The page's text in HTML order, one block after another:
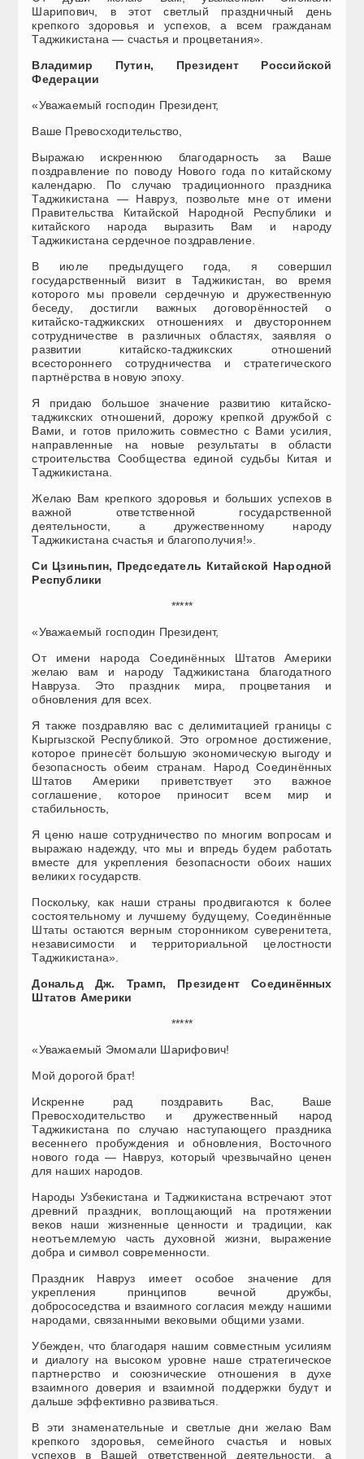
Шарипович, в этот светлый праздничный день
крепкого здоровья и успехов, а всем гражданам
Таджикистана — счастья и процветания».
Владимир Путин, Президент Российской
Федерации
«Уважаемый господин Президент,
Ваше Превосходительство,
Выражаю искреннюю благодарность за Ваше
поздравление по поводу Нового года по китайскому
календарю. По случаю традиционного праздника
Таджикистана — Навруз, позвольте мне от имени
Правительства Китайской Народной Республики и
китайского народа выразить Вам и народу
Таджикистана сердечное поздравление.
В июле предыдущего года, я совершил
государственный визит в Таджикистан, во время
которого мы провели сердечную и дружественную
беседу, достигли важных договорённостей о
китайско-таджикских отношениях и двустороннем
сотрудничестве в различных областях, заявляя о
развитии китайско-таджикских отношений
всестороннего сотрудничества и стратегического
партнёрства в новую эпоху.
Я придаю большое значение развитию китайско-
таджикских отношений, дорожу крепкой дружбой с
Вами, и готов приложить совместно с Вами усилия,
направленные на новые результаты в области
строительства Сообщества единой судьбы Китая и
Таджикистана.
Желаю Вам крепкого здоровья и больших успехов в
важной ответственной государственной
деятельности, а дружественному народу
Таджикистана счастья и благополучия!».
Си Цзиньпин, Председатель Китайской Народной
Республики
*****
«Уважаемый господин Президент,
От имени народа Соединённых Штатов Америки
желаю вам и народу Таджикистана благодатного
Навруза. Это праздник мира, процветания и
обновления для всех.
Я также поздравляю вас с делимитацией границы с
Кыргызской Республикой. Это огромное достижение,
которое принесёт большую экономическую выгоду и
безопасность обеим странам. Народ Соединённых
Штатов Америки приветствует это важное
соглашение, которое приносит всем мир и
стабильность,
Я ценю наше сотрудничество по многим вопросам и
выражаю надежду, что мы и впредь будем работать
вместе для укрепления безопасности обоих наших
великих государств.
Поскольку, как наши страны продвигаются к более
состоятельному и лучшему будущему, Соединённые
Штаты остаются верным сторонником суверенитета,
независимости и территориальной целостности
Таджикистана».
Дональд Дж. Трамп, Президент Соединённых
Штатов Америки
*****
«Уважаемый Эмомали Шарифович!
Мой дорогой брат!
Искренне рад поздравить Вас, Ваше
Превосходительство и дружественный народ
Таджикистана по случаю наступающего праздника
весеннего пробуждения и обновления, Восточного
нового года — Навруз, который чрезвычайно ценен
для наших народов.
Народы Узбекистана и Таджикистана встречают этот
древний праздник, воплощающий на протяжении
веков наши жизненные ценности и традиции, как
неотъемлемую часть духовной жизни, выражение
добра и символ современности.
Праздник Навруз имеет особое значение для
укрепления принципов вечной дружбы,
добрососедства и взаимного согласия между нашими
народами, связанными вековыми общими узами.
Убежден, что благодаря нашим совместным усилиям
и диалогу на высоком уровне наше стратегическое
партнерство и союзнические отношения в духе
взаимного доверия и взаимной поддержки будут и
дальше эффективно развиваться.
В эти знаменательные и светлые дни желаю Вам
крепкого здоровья, семейного счастья и новых
успехов в Вашей ответственной деятельности, а